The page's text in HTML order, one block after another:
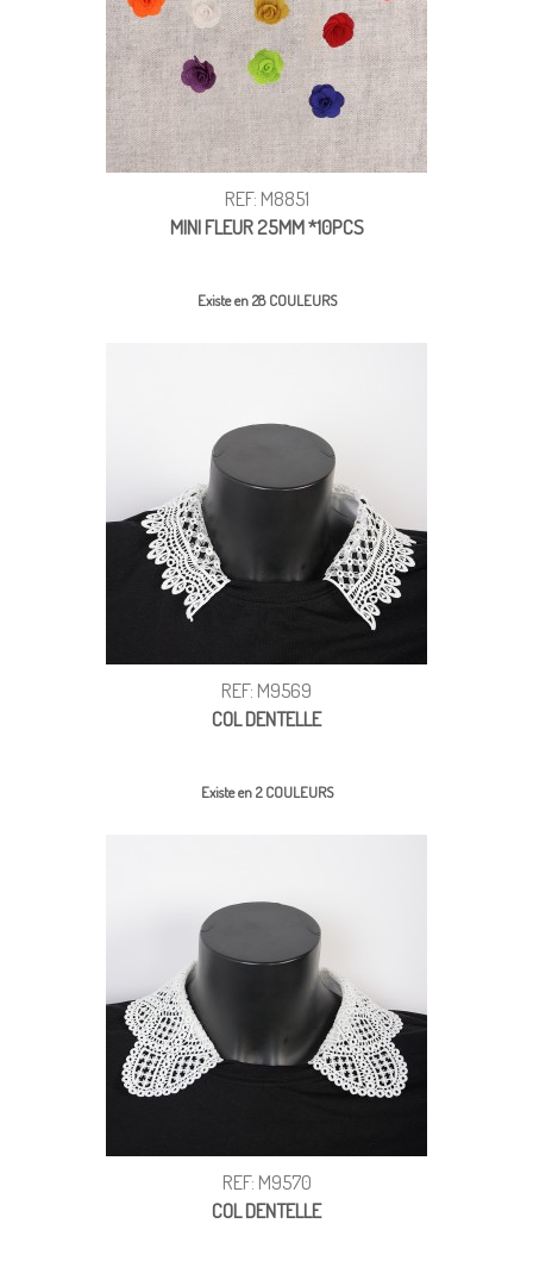
REF: M8851
MINI FLEUR 25MM *10PCS
Existe en 28 COULEURS
REF: M9569
COL DENTELLE
Existe en 2 COULEURS
REF: M9570
COL DENTELLE